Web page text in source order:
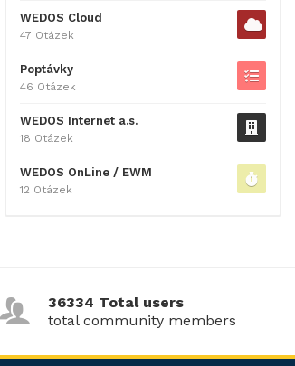
WEDOS Cloud
47 Otázek
Poptávky
46 Otázek
WEDOS Internet a.s.
18 Otázek
WEDOS OnLine / EWM
12 Otázek
36334 Total users
total community members